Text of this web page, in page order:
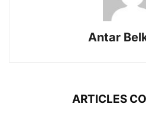
Antar
ARTICLES